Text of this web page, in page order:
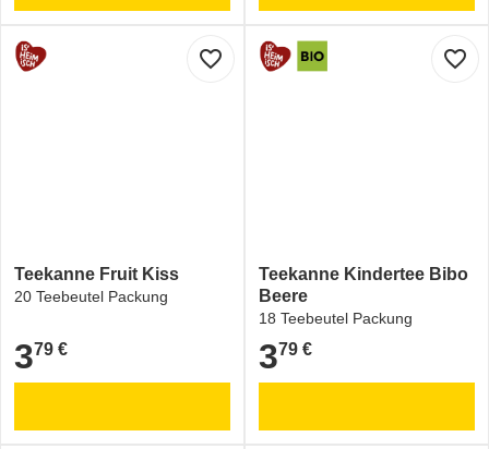
favorite_border
Teekanne Fruit Kiss
20 Teebeutel Packung
3,79 €
379 €
favorite_border
Teekanne Kindertee Bibo
Beere
18 Teebeutel Packung
3,79 €
379 €